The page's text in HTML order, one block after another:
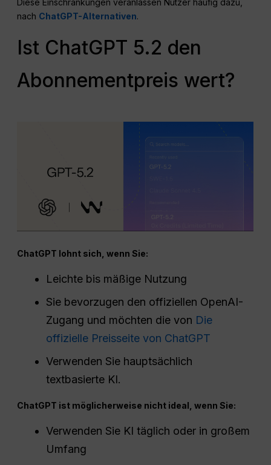
nach ChatGPT-Alternativen.
Ist ChatGPT 5.2 den
Abonnementpreis wert?
ChatGPT lohnt sich, wenn Sie:
Leichte bis mäßige Nutzung
Sie bevorzugen den offiziellen OpenAI-
Zugang und möchten die von Die
offizielle Preisseite von ChatGPT
Verwenden Sie hauptsächlich
textbasierte KI.
ChatGPT ist möglicherweise nicht ideal, wenn Sie:
Verwenden Sie KI täglich oder in großem
Umfang